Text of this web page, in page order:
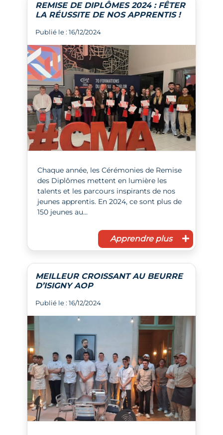
REMISE DE DIPLÔMES 2024 : FÊTER
LA RÉUSSITE DE NOS APPRENTIS !
Publié le : 16/12/2024
Chaque année, les Cérémonies de Remise
des Diplômes mettent en lumière les
talents et les parcours inspirants de nos
jeunes apprentis. En 2024, ce sont plus de
150 jeunes au…
Apprendre plus
MEILLEUR CROISSANT AU BEURRE
D’ISIGNY AOP
Publié le : 16/12/2024